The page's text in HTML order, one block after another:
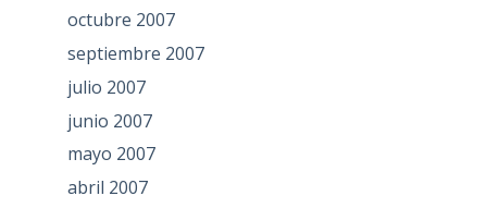
octubre 2007
septiembre 2007
julio 2007
junio 2007
mayo 2007
abril 2007